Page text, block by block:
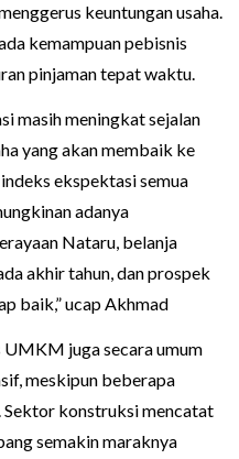
keuntungan usaha.
kemampuan pebisnis
pinjaman tepat waktu.
masih meningkat sejalan
yang akan membaik ke
ekspektasi semua
adanya
Nataru, belanja
akhir tahun, dan prospek
baik,” ucap Akhmad
juga secara umum
meskipun beberapa
konstruksi mencatat
semakin maraknya